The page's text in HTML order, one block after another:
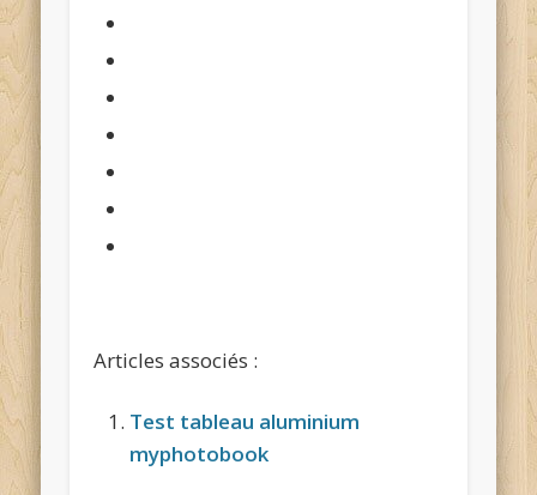
Articles associés :
Test tableau aluminium
myphotobook